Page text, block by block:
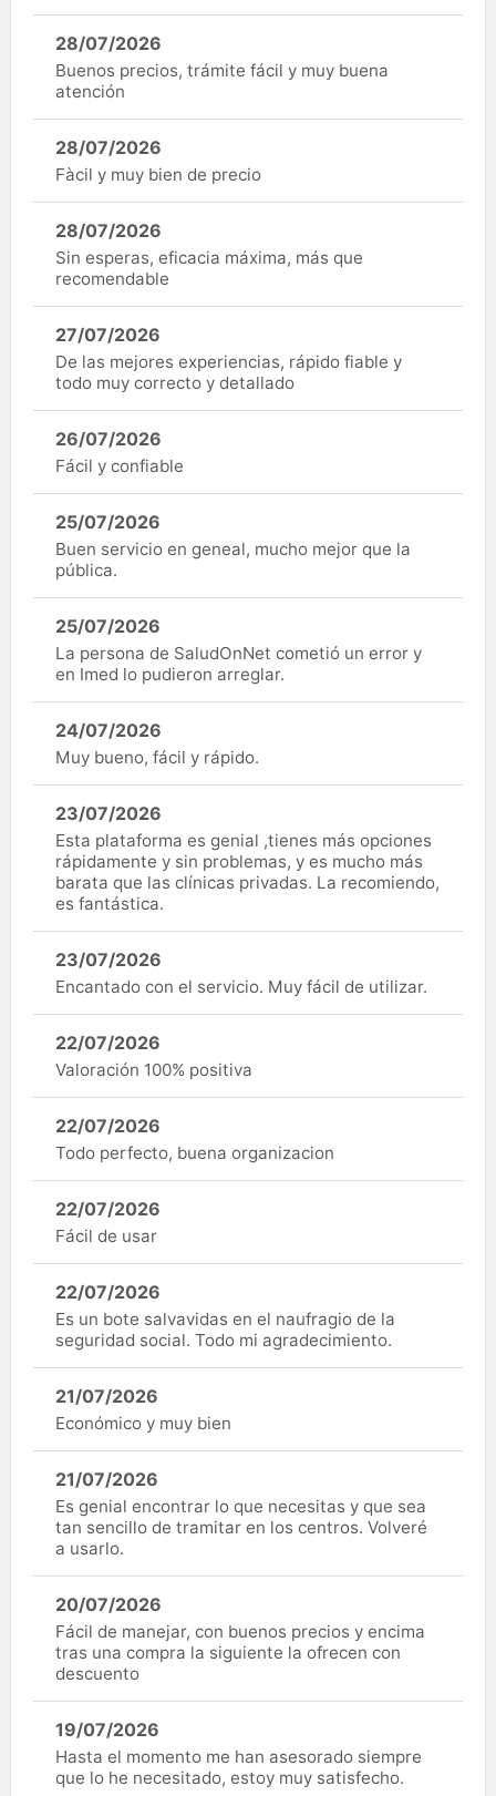
28/07/2026
Buenos precios, trámite fácil y muy buena
atención
28/07/2026
Fàcil y muy bien de precio
28/07/2026
Sin esperas, eficacia máxima, más que
recomendable
27/07/2026
De las mejores experiencias, rápido fiable y
todo muy correcto y detallado
26/07/2026
Fácil y confiable
25/07/2026
Buen servicio en geneal, mucho mejor que la
pública.
25/07/2026
La persona de SaludOnNet cometió un error y
en Imed lo pudieron arreglar.
24/07/2026
Muy bueno, fácil y rápido.
23/07/2026
Esta plataforma es genial ,tienes más opciones
rápidamente y sin problemas, y es mucho más
barata que las clínicas privadas. La recomiendo,
es fantástica.
23/07/2026
Encantado con el servicio. Muy fácil de utilizar.
22/07/2026
Valoración 100% positiva
22/07/2026
Todo perfecto, buena organizacion
22/07/2026
Fácil de usar
22/07/2026
Es un bote salvavidas en el naufragio de la
seguridad social. Todo mi agradecimiento.
21/07/2026
Económico y muy bien
21/07/2026
Es genial encontrar lo que necesitas y que sea
tan sencillo de tramitar en los centros. Volveré
a usarlo.
20/07/2026
Fácil de manejar, con buenos precios y encima
tras una compra la siguiente la ofrecen con
descuento
19/07/2026
Hasta el momento me han asesorado siempre
que lo he necesitado, estoy muy satisfecho.